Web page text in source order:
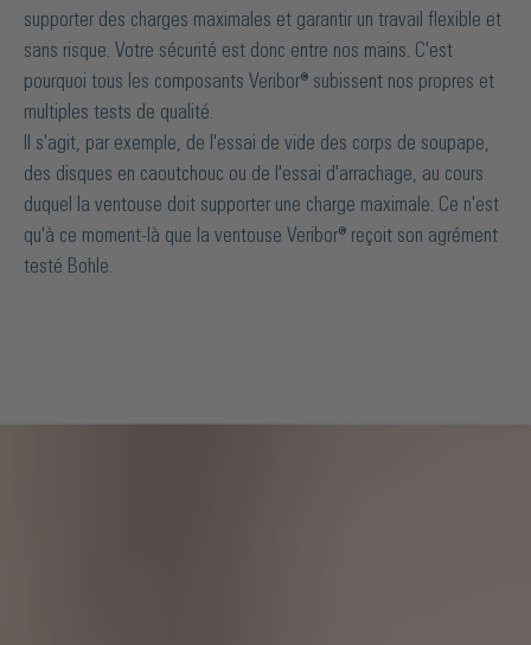
supporter des charges maximales et garantir un travail flexible et
sans risque. Votre sécurité est donc entre nos mains. C'est
pourquoi tous les composants Veribor® subissent nos propres et
multiples tests de qualité.
Il s'agit, par exemple, de l'essai de vide des corps de soupape,
des disques en caoutchouc ou de l'essai d'arrachage, au cours
duquel la ventouse doit supporter une charge maximale. Ce n'est
qu'à ce moment-là que la ventouse Veribor® reçoit son agrément
testé Bohle.